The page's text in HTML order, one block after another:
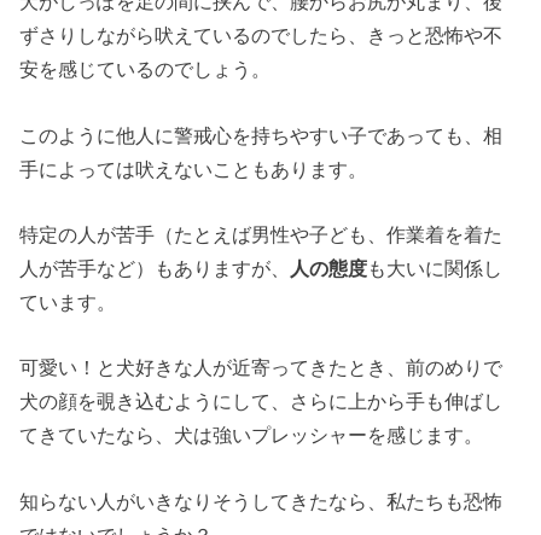
ずさりしながら吠えているのでしたら、きっと恐怖や不
安を感じているのでしょう。
このように他人に警戒心を持ちやすい子であっても、相
手によっては吠えないこともあります。
特定の人が苦手（たとえば男性や子ども、作業着を着た
人が苦手など）もありますが、
人の態度も大いに関係し
ています。
可愛い！と犬好きな人が近寄ってきたとき、前のめりで
犬の顔を覗き込むようにして、さらに上から手も伸ばし
てきていたなら、犬は強いプレッシャーを感じます。
知らない人がいきなりそうしてきたなら、私たちも恐怖